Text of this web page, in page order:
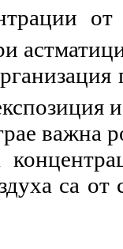
важна
са от